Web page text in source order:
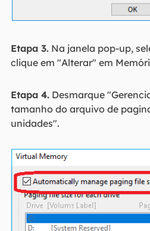
Etapa 3.Na janela pop-up,
clique em "Alterar" em
Etapa 4.Desmarque
tamanho do arquivo de
unidades".